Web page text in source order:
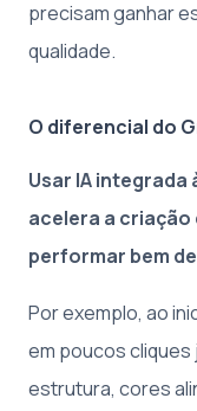
precisam ganhar
qualidade.
O diferencial do
Usar IA
acelera a criação
performar bem
Por exemplo, ao
em poucos
estrutura, cores